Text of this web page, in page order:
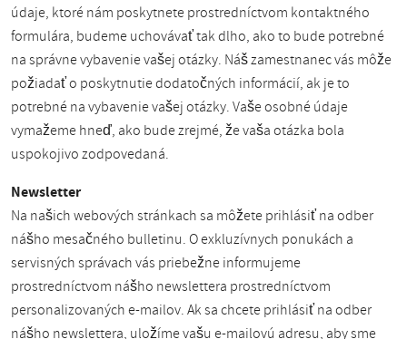
údaje, ktoré nám poskytnete prostredníctvom kontaktného
formulára, budeme uchovávať tak dlho, ako to bude potrebné
na správne vybavenie vašej otázky. Náš zamestnanec vás môže
požiadať o poskytnutie dodatočných informácií, ak je to
potrebné na vybavenie vašej otázky. Vaše osobné údaje
vymažeme hneď, ako bude zrejmé, že vaša otázka bola
uspokojivo zodpovedaná.
Newsletter
Na našich webových stránkach sa môžete prihlásiť na odber
nášho mesačného bulletinu. O exkluzívnych ponukách a
servisných správach vás priebežne informujeme
prostredníctvom nášho newslettera prostredníctvom
personalizovaných e-mailov. Ak sa chcete prihlásiť na odber
nášho newslettera, uložíme vašu e-mailovú adresu, aby sme